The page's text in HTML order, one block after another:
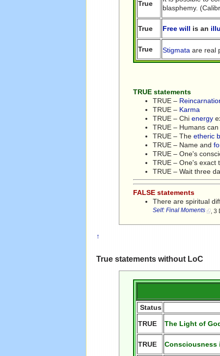
True
blasphemy.
True Free will is an
True Stigmata are real
TRUE statements
TRUE –
TRUE – Karma
TRUE – Chienergy
TRUE – Humans
TRUE – Theetheric
TRUE – Name and
TRUE – One's
TRUE – One's exact
TRUE – Wait three
FALSE statements
There are spiritual
Self: Final Moments
, 3
↑
True statements without LoC
Status
TRUE The Light of
TRUE Consciousness